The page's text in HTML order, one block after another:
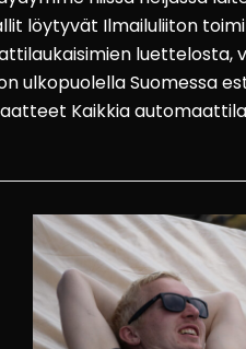
löytyvät Ilmailuliiton
luettelosta,
ulkopuolella Suomessa
Kaikkia